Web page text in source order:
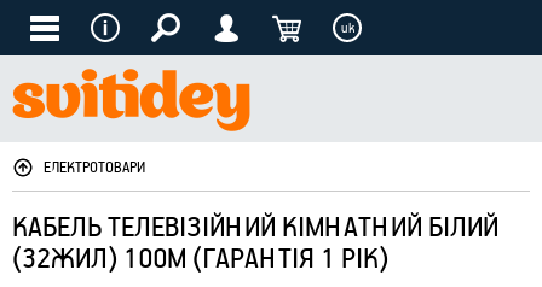
uk
ЕЛЕКТРОТОВАРИ
КАБЕЛЬ ТЕЛЕВІЗІЙНИЙ КІМНАТНИЙ БІЛИЙ
(32ЖИЛ) 100М (ГАРАНТІЯ 1 РІК)